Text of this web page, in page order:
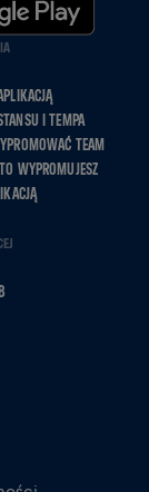
I TEMPA
TEAM
WYPROMUJESZ